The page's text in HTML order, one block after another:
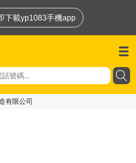
下載yp1083手機app
有限公司